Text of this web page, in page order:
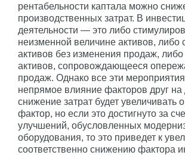
рентабельности каптала можно
производственных затрат. В
деятельности — это либо
неизменной величине активов,
активов без изменения продаж,
активов, сопровождающееся
продаж. Однако все эти
непрямое влияние факторов друг на
снижение затрат будет увеличивать
фактор, но если это достигнуто за
улучшений, обусловленных
оборудования, то это приведет к
соответственно снижению фактора